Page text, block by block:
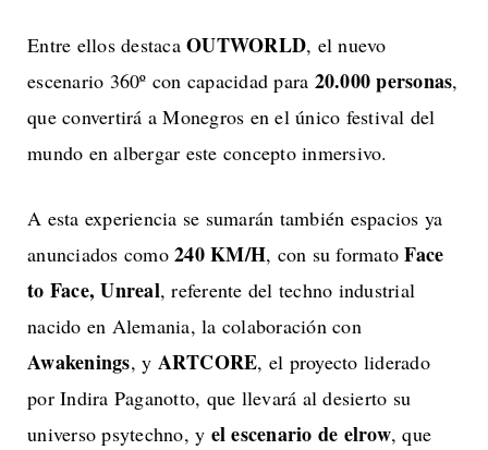
Entre ellos destaca OUTWORLD, el nuevo
escenario 360º con capacidad para 20.000 personas,
que convertirá a Monegros en el único festival del
mundo en albergar este concepto inmersivo.
A esta experiencia se sumarán también espacios ya
anunciados como 240 KM/H, con su formatoFace
to Face, Unreal, referente del techno industrial
nacido en Alemania, la colaboración con
Awakenings, y ARTCORE, el proyecto liderado
por Indira Paganotto, que llevará al desierto su
universo psytechno, y el escenario de elrow, que